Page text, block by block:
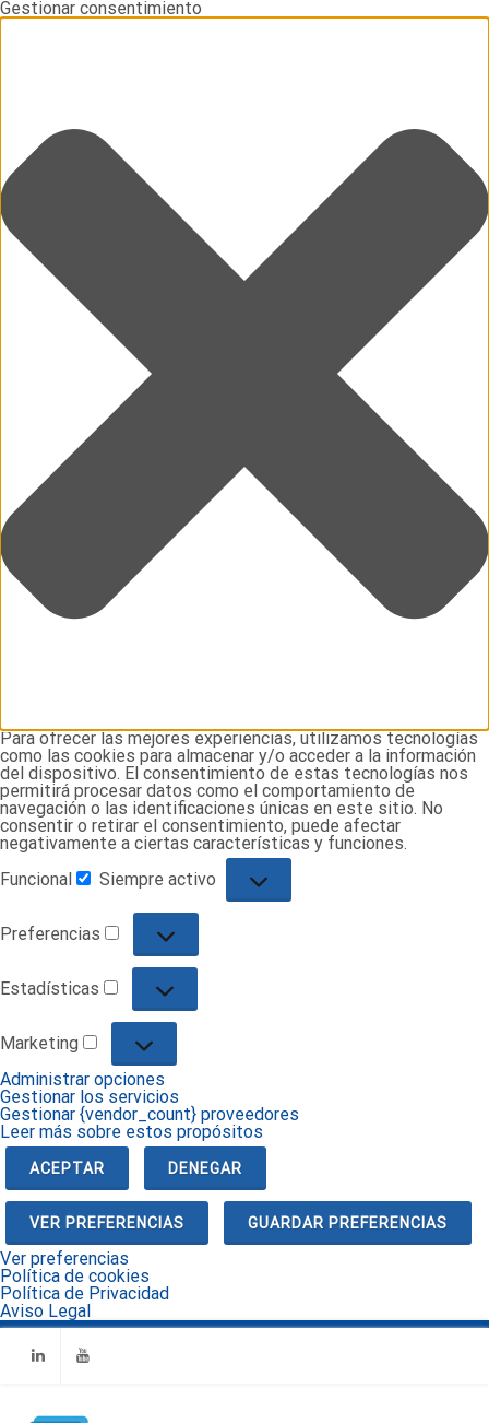
Gestionar consentimiento
Para ofrecer las mejores experiencias, utilizamos tecnologías
como las cookies para almacenar y/o acceder a la información
del dispositivo. El consentimiento de estas tecnologías nos
permitirá procesar datos como el comportamiento de
navegación o las identificaciones únicas en este sitio. No
consentir o retirar el consentimiento, puede afectar
negativamente a ciertas características y funciones.
Funcional
Funcional
Siempre activo
Preferencias
Preferencias
Estadísticas
Estadísticas
Marketing
Marketing
Administrar opciones
Gestionar los servicios
Gestionar {vendor_count} proveedores
Leer más sobre estos propósitos
ACEPTAR DENEGAR
VER PREFERENCIAS GUARDAR PREFERENCIAS
Ver preferencias
Política de cookies
Política de Privacidad
Aviso Legal
LinkedinYoutube